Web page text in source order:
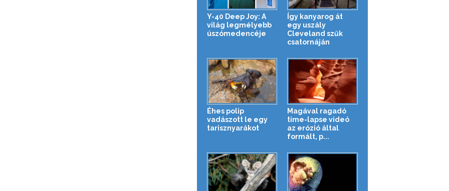
Y-40 Deep Joy: A
világ legmélyebb
úszómedencéje
Így kanyarog át
egy uszály
Cleveland szűk
csatornáján
Éhes polip
vadászott le egy
tarisznyarákot
Magával ragadó
time-lapse videó
az erózió által
formált, p...